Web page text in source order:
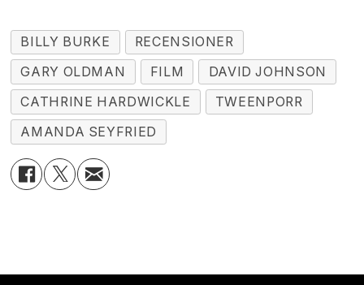
BILLY BURKE
RECENSIONER
GARY OLDMAN
FILM
DAVID JOHNSON
CATHRINE HARDWICKLE
TWEENPORR
AMANDA SEYFRIED